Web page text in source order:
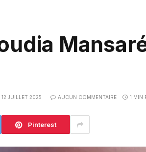
12 JUILLET 2025 AUCUN COMMENTAIRE 1 MIN
Pinterest